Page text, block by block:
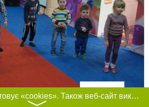
Фільтри
Цей сайт використовує «cookies». Також веб-сайт використовує інтернет-сервіс для збору технічних даних стосовно відвідувачів з метою отримання маркетингової та статистичної інформації. Умови обробки даних відвідувачів сайту див.
〉